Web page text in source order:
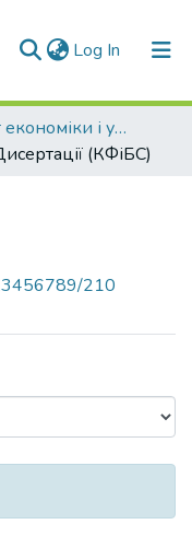
Log In (current)
Факультет економіки і управління
(КФіБС)
210